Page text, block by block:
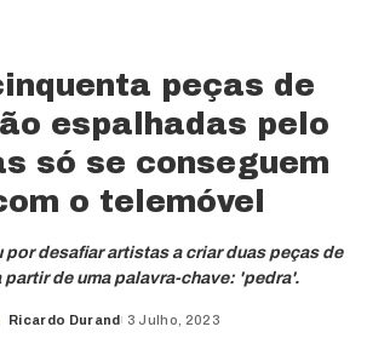
peças de
espalhadas pelo
só se conseguem
o telemóvel
desafiar artistas a criar duas peças de
partir de uma palavra-chave: 'pedra'.
Posted
Ricardo Durand 3 Julho, 2023